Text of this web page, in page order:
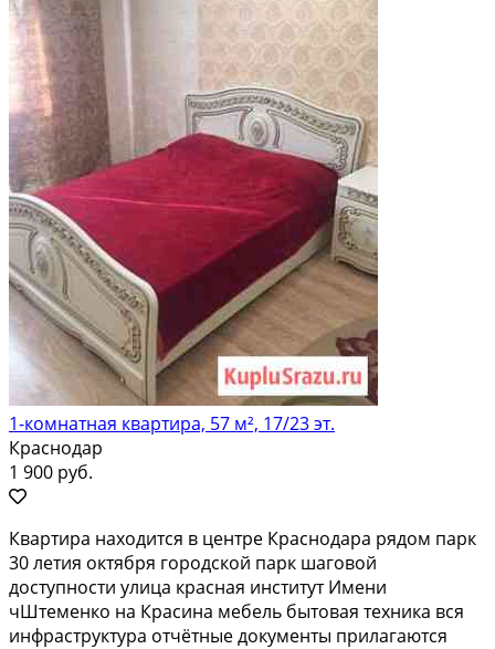
1-комнатная квартира, 57 м², 17/23 эт.
Краснодар
1 900 руб.
Квартира находится в центре Краснодара рядом парк
30 летия октября городской парк шаговой
доступности улица красная институт Имени
чШтеменко на Красина мебель бытовая техника вся
инфраструктура отчётные документы прилагаются